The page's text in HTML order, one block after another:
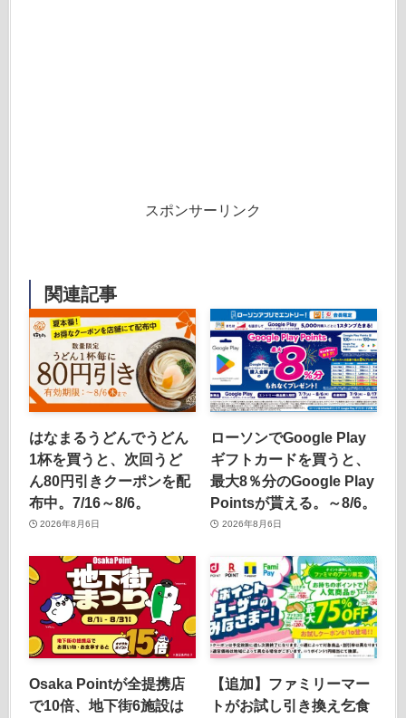
スポンサーリンク
関連記事
はなまるうどんでうどん
1杯を買うと、次回うど
ん80円引きクーポンを配
布中。7/16～8/6。
2026年8月6日
ローソンでGoogle Play
ギフトカードを買うと、
最大8％分のGoogle Play
Pointsが貰える。～8/6。
2026年8月6日
Osaka Pointが全提携店
で10倍、地下街6施設は
【追加】ファミリーマー
トがお試し引き換え乞食